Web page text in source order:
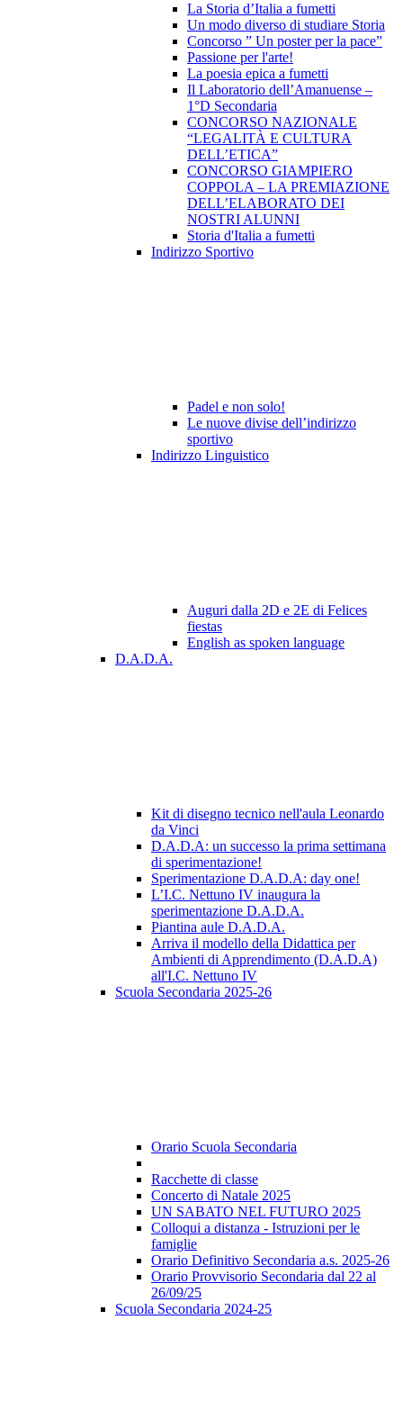
La Storia d’Italia a fumetti
Un modo diverso di studiare Storia
Concorso ” Un poster per la pace”
Passione per l'arte!
La poesia epica a fumetti
Il Laboratorio dell’Amanuense –
1°D Secondaria
CONCORSO NAZIONALE
“LEGALITÀ E CULTURA
DELL’ETICA”
CONCORSO GIAMPIERO
COPPOLA – LA PREMIAZIONE
DELL’ELABORATO DEI
NOSTRI ALUNNI
Storia d'Italia a fumetti
Indirizzo Sportivo
Padel e non solo!
Le nuove divise dell’indirizzo
sportivo
Indirizzo Linguistico
Auguri dalla 2D e 2E di Felices
fiestas
English as spoken language
D.A.D.A.
Kit di disegno tecnico nell'aula Leonardo
da Vinci
D.A.D.A: un successo la prima settimana
di sperimentazione!
Sperimentazione D.A.D.A: day one!
L’I.C. Nettuno IV inaugura la
sperimentazione D.A.D.A.
Piantina aule D.A.D.A.
Arriva il modello della Didattica per
Ambienti di Apprendimento (D.A.D.A)
all'I.C. Nettuno IV
Scuola Secondaria 2025-26
Orario Scuola Secondaria
Racchette di classe
Concerto di Natale 2025
UN SABATO NEL FUTURO 2025
Colloqui a distanza - Istruzioni per le
famiglie
Orario Definitivo Secondaria a.s. 2025-26
Orario Provvisorio Secondaria dal 22 al
26/09/25
Scuola Secondaria 2024-25